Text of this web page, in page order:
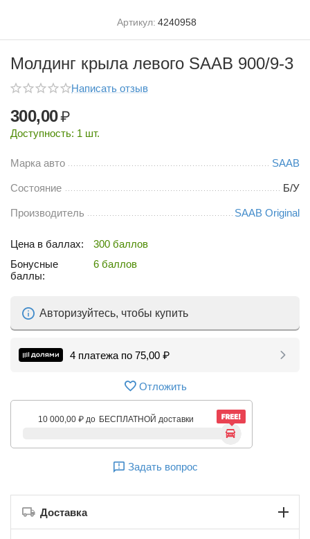
Артикул: 4240958
Молдинг крыла левого SAAB 900/9-3
Написать отзыв
300,00₽
Доступность: 1 шт.
Марка авто SAAB
Состояние Б/У
Производитель SAAB Original
Цена в баллах:
300 баллов
Бонусные
баллы:
6 баллов
Авторизуйтесь, чтобы купить
4 платежа по 75,00 ₽
Отложить
10 000,00 ₽ до БЕСПЛАТНОЙ доставки
Задать вопрос
Доставка